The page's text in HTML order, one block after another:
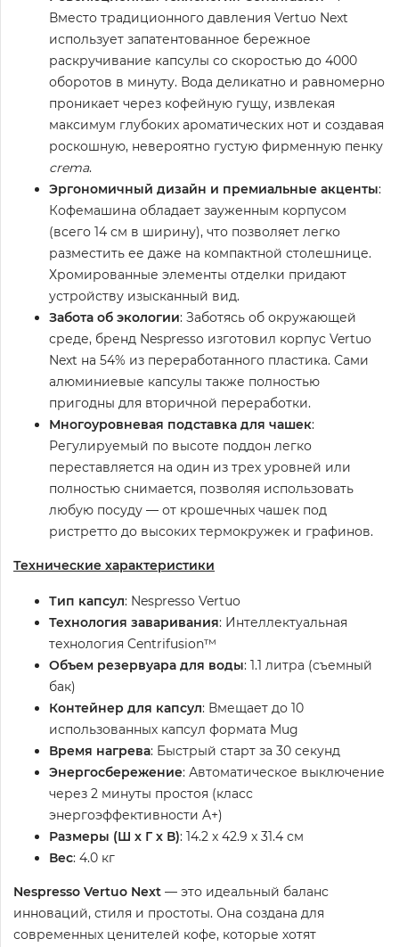
Вместо традиционного давления Vertuo Next
использует запатентованное бережное
раскручивание капсулы со скоростью до 4000
оборотов в минуту. Вода деликатно и равномерно
проникает через кофейную гущу, извлекая
максимум глубоких ароматических нот и создавая
роскошную, невероятно густую фирменную пенку
crema.
Эргономичный дизайн и премиальные акценты:
Кофемашина обладает зауженным корпусом
(всего 14 см в ширину), что позволяет легко
разместить ее даже на компактной столешнице.
Хромированные элементы отделки придают
устройству изысканный вид.
Забота об экологии: Заботясь об окружающей
среде, бренд Nespresso изготовил корпус Vertuo
Next на 54% из переработанного пластика. Сами
алюминиевые капсулы также полностью
пригодны для вторичной переработки.
Многоуровневая подставка для чашек:
Регулируемый по высоте поддон легко
переставляется на один из трех уровней или
полностью снимается, позволяя использовать
любую посуду — от крошечных чашек под
ристретто до высоких термокружек и графинов.
Технические характеристики
Тип капсул: Nespresso Vertuo
Технология заваривания: Интеллектуальная
технология Centrifusion™
Объем резервуара для воды: 1.1 литра (съемный
бак)
Контейнер для капсул: Вмещает до 10
использованных капсул формата Mug
Время нагрева: Быстрый старт за 30 секунд
Энергосбережение: Автоматическое выключение
через 2 минуты простоя (класс
энергоэффективности A+)
Размеры (Ш х Г х В): 14.2 x 42.9 x 31.4 см
Вес: 4.0 кг
Nespresso Vertuo Next — это идеальный баланс
инноваций, стиля и простоты. Она создана для
современных ценителей кофе, которые хотят